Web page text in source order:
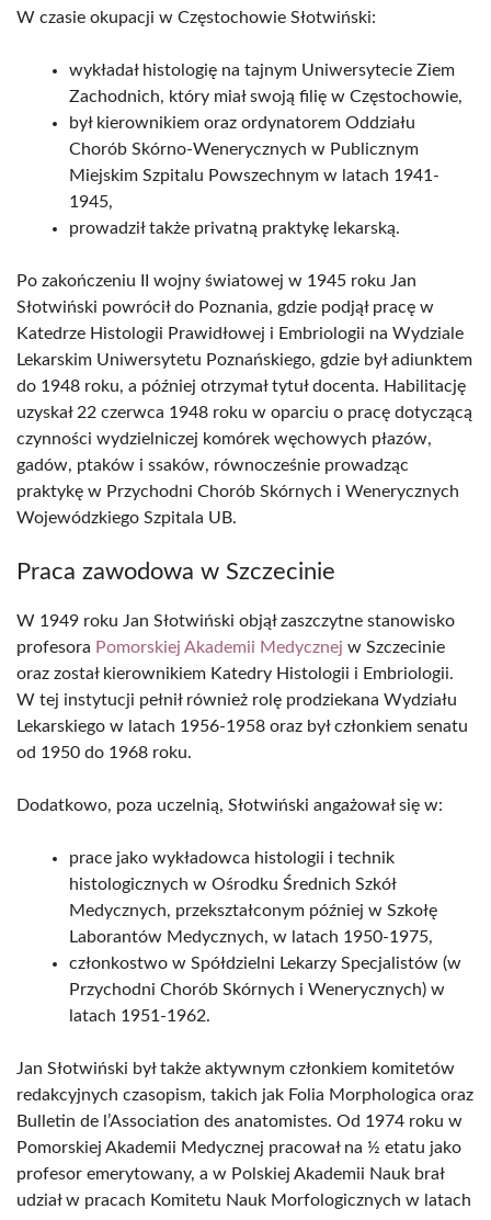
W czasie okupacji w Częstochowie Słotwiński:
wykładał histologię na tajnym Uniwersytecie Ziem
Zachodnich, który miał swoją filię w Częstochowie,
był kierownikiem oraz ordynatorem Oddziału
Chorób Skórno-Wenerycznych w Publicznym
Miejskim Szpitalu Powszechnym w latach 1941-
1945,
prowadził także privatną praktykę lekarską.
Po zakończeniu II wojny światowej w 1945 roku Jan
Słotwiński powrócił do Poznania, gdzie podjął pracę w
Katedrze Histologii Prawidłowej i Embriologii na Wydziale
Lekarskim Uniwersytetu Poznańskiego, gdzie był adiunktem
do 1948 roku, a później otrzymał tytuł docenta. Habilitację
uzyskał 22 czerwca 1948 roku w oparciu o pracę dotyczącą
czynności wydzielniczej komórek węchowych płazów,
gadów, ptaków i ssaków, równocześnie prowadząc
praktykę w Przychodni Chorób Skórnych i Wenerycznych
Wojewódzkiego Szpitala UB.
Praca zawodowa w Szczecinie
W 1949 roku Jan Słotwiński objął zaszczytne stanowisko
profesora Pomorskiej Akademii Medycznej w Szczecinie
oraz został kierownikiem Katedry Histologii i Embriologii.
W tej instytucji pełnił również rolę prodziekana Wydziału
Lekarskiego w latach 1956-1958 oraz był członkiem senatu
od 1950 do 1968 roku.
Dodatkowo, poza uczelnią, Słotwiński angażował się w:
prace jako wykładowca histologii i technik
histologicznych w Ośrodku Średnich Szkół
Medycznych, przekształconym później w Szkołę
Laborantów Medycznych, w latach 1950-1975,
członkostwo w Spółdzielni Lekarzy Specjalistów (w
Przychodni Chorób Skórnych i Wenerycznych) w
latach 1951-1962.
Jan Słotwiński był także aktywnym członkiem komitetów
redakcyjnych czasopism, takich jak Folia Morphologica oraz
Bulletin de l’Association des anatomistes. Od 1974 roku w
Pomorskiej Akademii Medycznej pracował na ½ etatu jako
profesor emerytowany, a w Polskiej Akademii Nauk brał
udział w pracach Komitetu Nauk Morfologicznych w latach